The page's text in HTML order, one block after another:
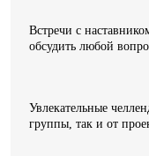
Встречи с
обсудить любой
Увлекательные
группы, так и от